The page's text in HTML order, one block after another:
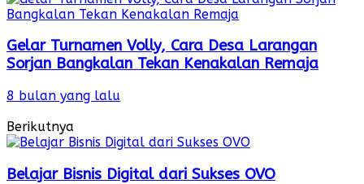
Gelar Turnamen Volly, Cara Desa Larangan
Sorjan Bangkalan Tekan Kenakalan Remaja
8 bulan yang lalu
Berikutnya
Belajar Bisnis Digital dari Sukses OVO